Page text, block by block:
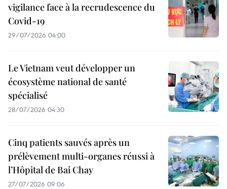
vigilance face à la recrudescence du
Covid-19
29/07/2026 04:00
Le Vietnam veut développer un
écosystème national de santé
spécialisé
28/07/2026 04:30
Cinq patients sauvés après un
prélèvement multi-organes réussi à
l’Hôpital de Bai Chay
27/07/2026 09:06